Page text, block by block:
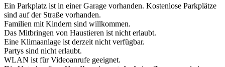
Ein Parkplatz ist in einer Garage vorhanden. Kostenlose Parkplätze
sind auf der Straße vorhanden.
Familien mit Kindern sind willkommen.
Das Mitbringen von Haustieren ist nicht erlaubt.
Eine Klimaanlage ist derzeit nicht verfügbar.
Partys sind nicht erlaubt.
WLAN ist für Videoanrufe geeignet.